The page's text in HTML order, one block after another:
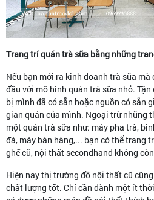
Trang trí quán trà sữa bằng những
Nếu bạn mới ra kinh doanh trà sữa
đầu với mô hình quán trà sữa nhỏ.
bị mình đã có sẵn hoặc nguồn có sẵn
gian quán của mình. Ngoại trừ những
một quán trà sữa như: máy pha trà,
đá, máy bán hàng,... bạn có thể trang
ghế cũ, nội thất secondhand không
Hiện nay thị trường đồ nội thất cũ
chất lượng tốt. Chỉ cần dành một ít